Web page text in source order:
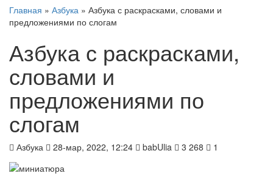
Главная » Азбука » Азбука с раскрасками, словами и
предложениями по слогам
Азбука с раскрасками,
словами и
предложениями по
слогам
Азбука 28-мар, 2022, 12:24 babUlia 3 268 1